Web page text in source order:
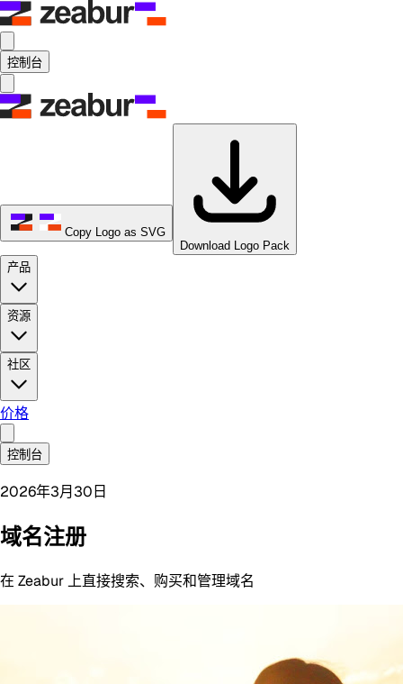
控制台
Copy Logo as SVG
Download Logo Pack
产品
资源
社区
价格
控制台
2026年3月30日
域名注册
在 Zeabur 上直接搜索、购买和管理域名